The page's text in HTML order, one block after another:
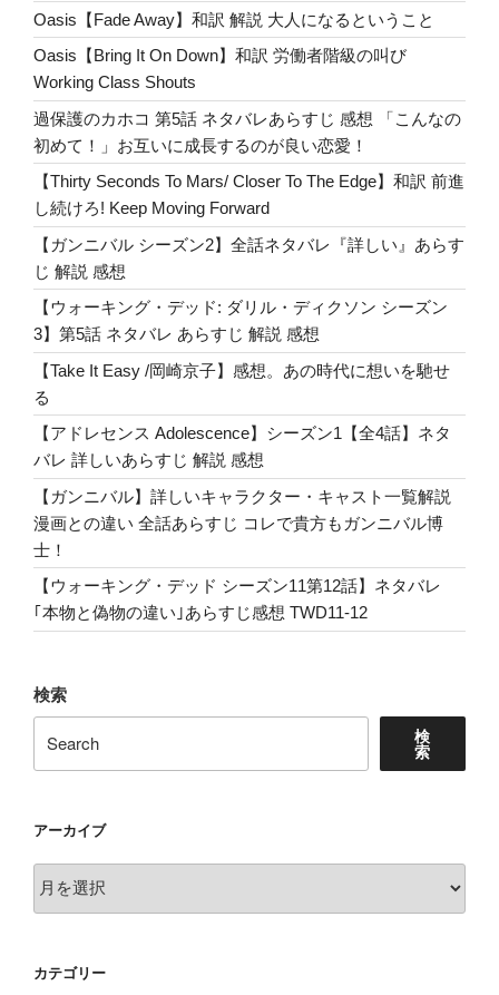
シ
ー
ズ
ン
1
第
話
ネ
タ
バ
レ
マ
ギ
ー
と
ニ
ー
ガ
ン
摩
天
楼
レ
ー
ド
ラ
ナ
あ
ら
じ
Oasis【Fade Away】和訳 解説 大人になるということ
Oasis【Bring It On Down】和訳 労働者階級の叫び
Working Class Shouts
過保護のカホコ 第5話 ネタバレあらすじ 感想 「こんなの
初めて！」お互いに成長するのが良い恋愛！
【Thirty Seconds To Mars/ Closer To The Edge】和訳 前進
し続けろ! Keep Moving Forward
【ガンニバル シーズン2】全話ネタバレ『詳しい』あらす
じ 解説 感想
【ウォーキング・デッド: ダリル・ディクソン シーズン
3】第5話 ネタバレ あらすじ 解説 感想
【Take It Easy /岡崎京子】感想。あの時代に想いを馳せ
る
【アドレセンス Adolescence】シーズン1【全4話】ネタ
バレ 詳しいあらすじ 解説 感想
【ガンニバル】詳しいキャラクター・キャスト一覧解説
漫画との違い 全話あらすじ コレで貴方もガンニバル博
士！
【ウォーキング・デッド シーズン11第12話】ネタバレ
｢本物と偽物の違い｣あらすじ感想 TWD11-12
検索
検
索
アーカイブ
ー
ブ
カテゴリー